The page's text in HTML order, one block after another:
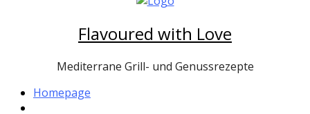
Flavoured with Love
Mediterrane Grill- und Genussrezepte
Homepage